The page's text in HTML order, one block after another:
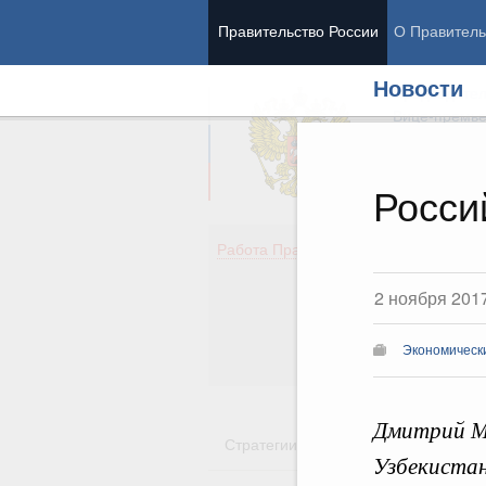
Правительство России О
Новости
2 ноября
Дмитрий
Вице-
Работа Правительства
Стратегии Государственные